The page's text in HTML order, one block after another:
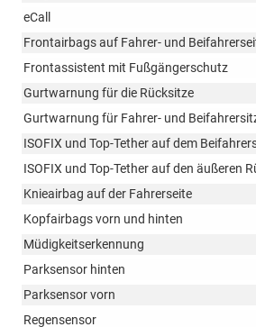
eCall
Frontairbags auf Fahrer- und
Frontassistent mit Fußgängerschutz
Gurtwarnung für die Rücksitze
Gurtwarnung für Fahrer- und
ISOFIX und Top-Tether auf dem
ISOFIX und Top-Tether auf den äußeren
Knieairbag auf der Fahrerseite
Kopfairbags vorn und hinten
Müdigkeitserkennung
Parksensor hinten
Parksensor vorn
Regensensor